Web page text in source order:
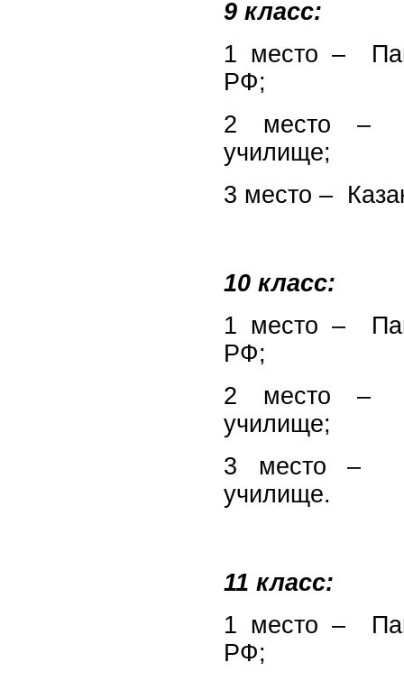
9 класс:
1 место –
РФ;
2 место –
училище;
3 место –
10 класс:
1 место –
РФ;
2 место –
училище;
3 место –
училище.
11 класс:
1 место –
РФ;